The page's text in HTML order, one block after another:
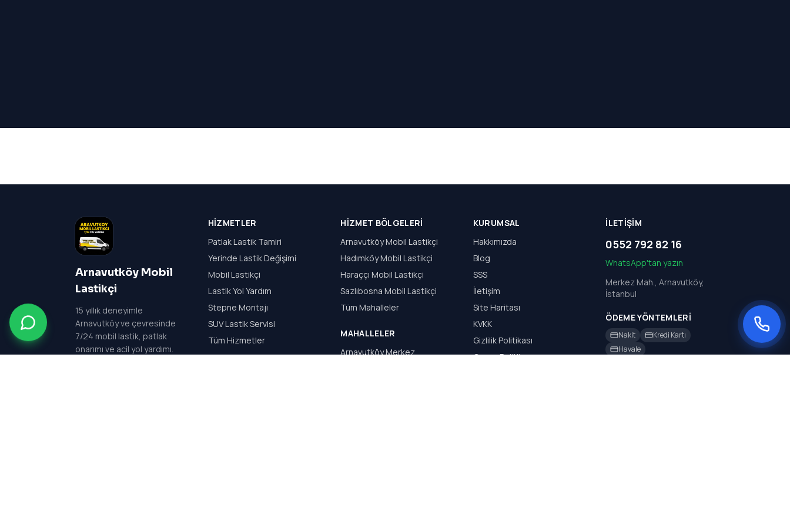
Arnavutköy Mobil
Lastikçi
15 yıllık deneyimle
Arnavutköy ve çevresinde
7/24 mobil lastik, patlak
onarımı ve acil yol yardımı.
HIZMETLER
Patlak Lastik Tamiri
Yerinde Lastik Değişimi
Mobil Lastikçi
Lastik Yol Yardım
Stepne Montajı
SUV Lastik Servisi
Tüm Hizmetler
HIZMET BÖLGELERI
Arnavutköy Mobil Lastikçi
Hadımköy Mobil Lastikçi
Haraççı Mobil Lastikçi
Sazlıbosna Mobil Lastikçi
Tüm Mahalleler
MAHALLELER
Arnavutköy Merkez
KURUMSAL
Hakkımızda
Blog
SSS
İletişim
Site Haritası
KVKK
Gizlilik Politikası
Çerez Politikası
İLETIŞIM
0552 792 82 16
WhatsApp'tan yazın
Merkez Mah., Arnavutköy,
İstanbul
ÖDEME YÖNTEMLERI
Nakit
Kredi Kartı
Havale